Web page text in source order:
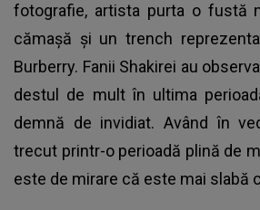
fotografie, artista purta o fustă
cămașă și un trench
Burberry. Fanii Shakirei au
destul de mult în ultima
demnă de invidiat. Având în
trecut printr-o perioadă plină de
este de mirare că este mai slabă